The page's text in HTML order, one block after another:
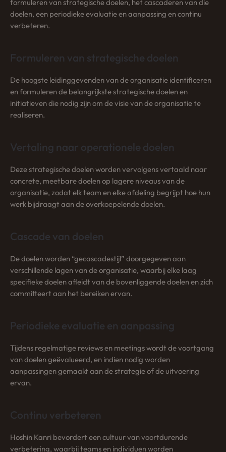
formuleren van strategische doelen, het cascaderen van die
doelen, een periodieke evaluatie en aanpassing en continu
verbeteren.
Formuleren van strategische doelen
De hoogste leidinggevenden van de organisatie identificeren
en formuleren de belangrijkste strategische doelen en
initiatieven die nodig zijn om de visie van de organisatie te
realiseren.
Vertaling naar operationele doelen
Deze strategische doelen worden vervolgens vertaald naar
concrete, meetbare doelen op lagere niveaus van de
organisatie, zodat elk team en elke afdeling begrijpt hoe hun
werk bijdraagt aan de overkoepelende doelen.
Cascade van doelen
De doelen worden “gecascadestijl” doorgegeven aan
verschillende lagen van de organisatie, waarbij elke laag
specifieke doelen afleidt van de bovenliggende doelen en zich
committeert aan het bereiken ervan.
Periodieke evaluatie en aanpassing
Tijdens regelmatige reviews en meetings wordt de voortgang
van doelen geëvalueerd, en indien nodig worden
aanpassingen gemaakt aan de strategie of de uitvoering
ervan.
Continu verbeteren
Hoshin Kanri bevordert een cultuur van voortdurende
verbetering, waarbij teams en individuen worden